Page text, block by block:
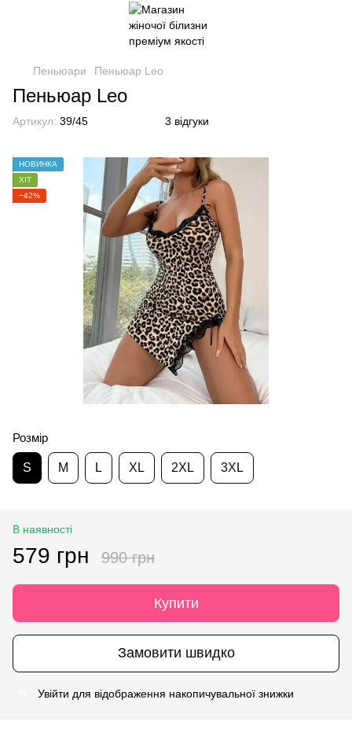
Пеньюари Пеньюар Leo
Пеньюар Leo
Артикул: 39/45 3 відгуки
НОВИНКА
ХІТ
−42%
Розмір
S M L XL 2XL 3XL
В наявності
579 грн 990 грн
Купити
Замовити швидко
Увійти для відображення накопичувальної знижки